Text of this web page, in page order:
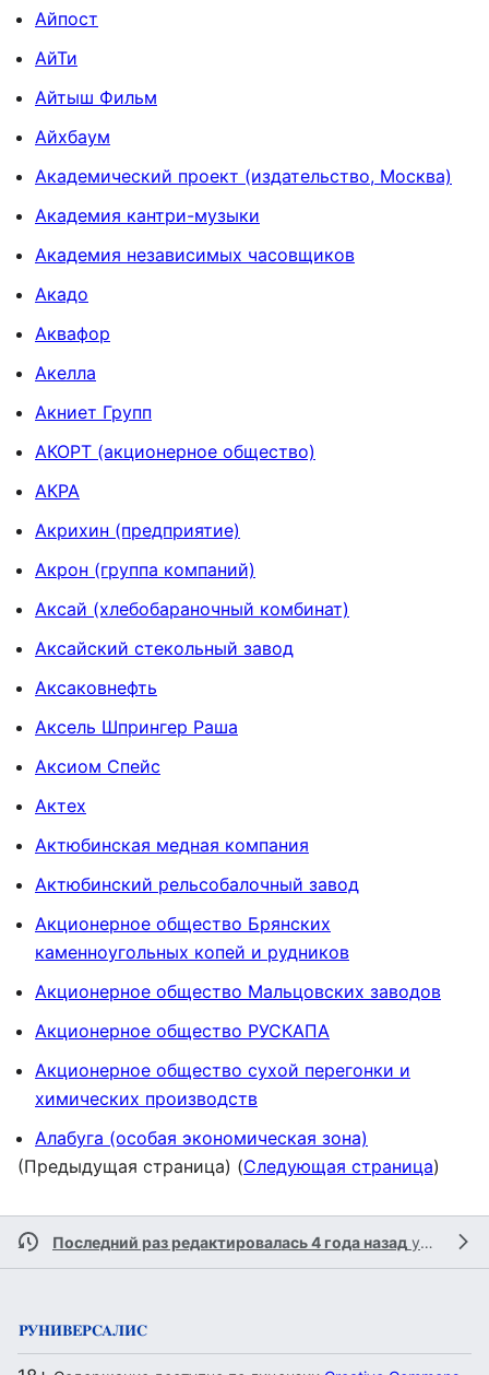
Айпост
АйТи
Айтыш Фильм
Айхбаум
Академический проект (издательство, Москва)
Академия кантри-музыки
Академия независимых часовщиков
Акадо
Аквафор
Акелла
Акниет Групп
АКОРТ (акционерное общество)
АКРА
Акрихин (предприятие)
Акрон (группа компаний)
Аксай (хлебобараночный комбинат)
Аксайский стекольный завод
Аксаковнефть
Аксель Шпрингер Раша
Аксиом Спейс
Актех
Актюбинская медная компания
Актюбинский рельсобалочный завод
Акционерное общество Брянских
каменноугольных копей и рудников
Акционерное общество Мальцовских заводов
Акционерное общество РУСКАПА
Акционерное общество сухой перегонки и
химических производств
Алабуга (особая экономическая зона)
(Предыдущая страница) (Следующая страница)
Последний раз редактировалась 4 года назад участником